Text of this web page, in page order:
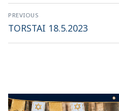
Artikkelien
selaus
PREVIOUS
Previous
TORSTAI 18.5.2023